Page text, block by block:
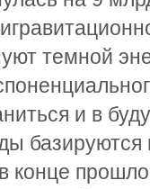
темной
и в
конце